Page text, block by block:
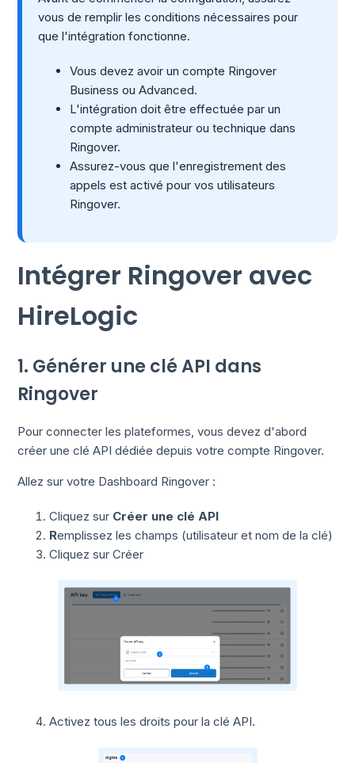
vous de remplir les conditions nécessaires pour
que l'intégration fonctionne.
Vous devez avoir un compte Ringover
Business ou Advanced.
L'intégration doit être effectuée par un
compte administrateur ou technique dans
Ringover.
Assurez-vous que l'enregistrement des
appels est activé pour vos utilisateurs
Ringover.
Intégrer Ringover avec
HireLogic
1. Générer une clé API dans
Ringover
Pour connecter les plateformes, vous devez d'abord
créer une clé API dédiée depuis votre compte Ringover.
Allez sur votre Dashboard Ringover :
Cliquez sur Créer une clé API
Remplissez les champs (utilisateur et nom de la clé)
Cliquez sur Créer
Activez tous les droits pour la clé API.